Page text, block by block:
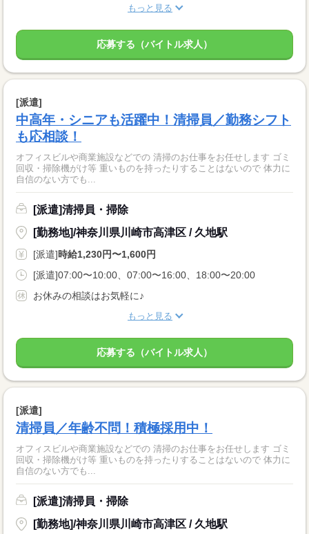
もっと見る
応募する（バイトル求人）
[派遣]
中高年・シニアも活躍中！清掃員／勤務シフト
も応相談！
オフィスビルや商業施設などでの 清掃のお仕事をお任せします ゴミ
回収・掃除機がけ等 重いものを持ったりすることはないので 体力に
自信のない方でも...
[派遣]清掃員・掃除
[勤務地]/神奈川県川崎市高津区 / 久地駅
[派遣]時給1,230円〜1,600円
[派遣]07:00〜10:00、07:00〜16:00、18:00〜20:00
お休みの相談はお気軽に♪
もっと見る
応募する（バイトル求人）
[派遣]
清掃員／年齢不問！積極採用中！
オフィスビルや商業施設などでの 清掃のお仕事をお任せします ゴミ
回収・掃除機がけ等 重いものを持ったりすることはないので 体力に
自信のない方でも...
[派遣]清掃員・掃除
[勤務地]/神奈川県川崎市高津区 / 久地駅